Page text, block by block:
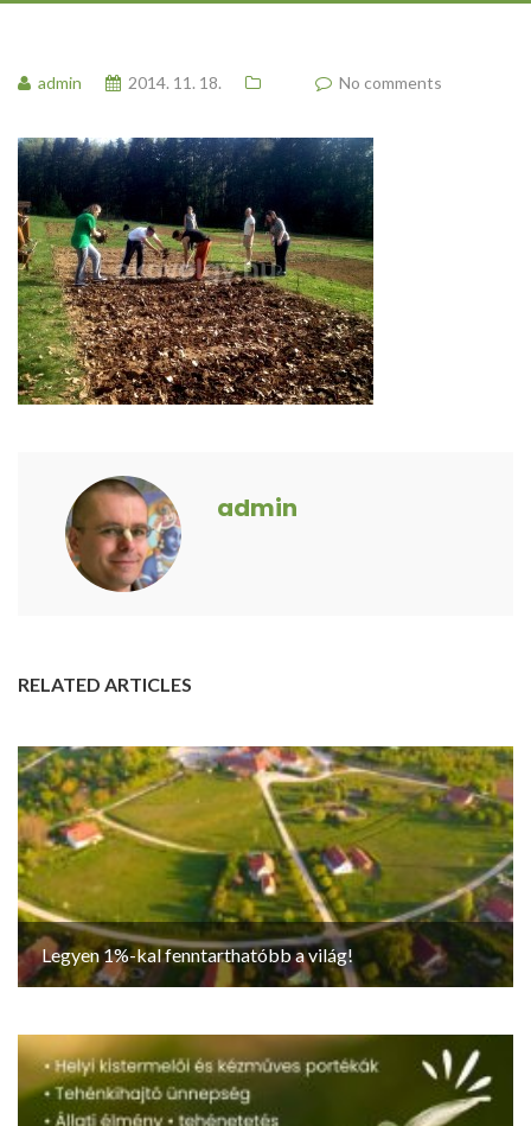
admin 2014. 11. 18. No comments
admin
RELATED ARTICLES
Legyen 1%-kal fenntarthatóbb a világ!